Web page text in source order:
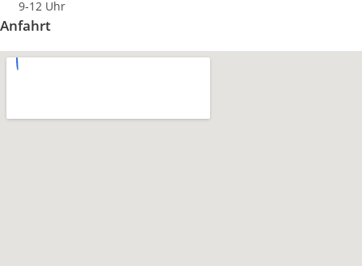
9-12 Uhr
Anfahrt